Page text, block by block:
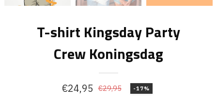
T-shirt Kingsday Party
Crew Koningsdag
€29,95
Oorspronkelijke
€24,95
Huidige
-17%